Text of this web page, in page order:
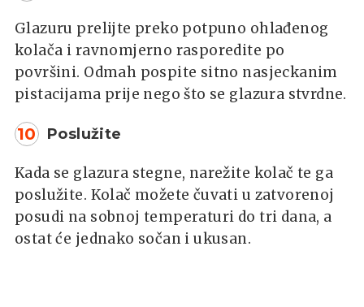
Glazuru prelijte preko potpuno ohlađenog
kolača i ravnomjerno rasporedite po
površini. Odmah pospite sitno nasjeckanim
pistacijama prije nego što se glazura stvrdne.
10 Poslužite
Kada se glazura stegne, narežite kolač te ga
poslužite. Kolač možete čuvati u zatvorenoj
posudi na sobnoj temperaturi do tri dana, a
ostat će jednako sočan i ukusan.